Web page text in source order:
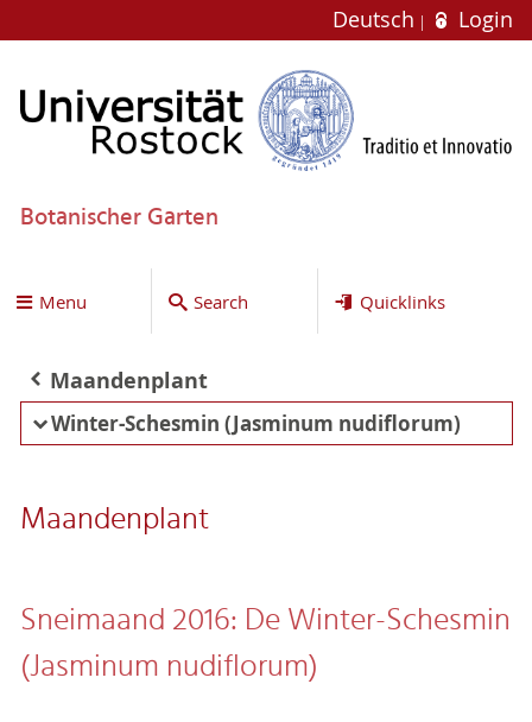
Deutsch Login
Botanischer Garten
Menu Search Quicklinks
Maandenplant
Winter-Schesmin (Jasminum nudiflorum)
Maandenplant
Sneimaand 2016: De Winter-Schesmin
(Jasminum nudiflorum)